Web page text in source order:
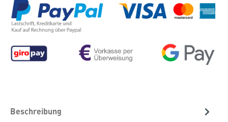
Beschreibung